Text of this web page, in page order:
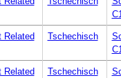
Related
Tschechisch
Related
Tschechisch